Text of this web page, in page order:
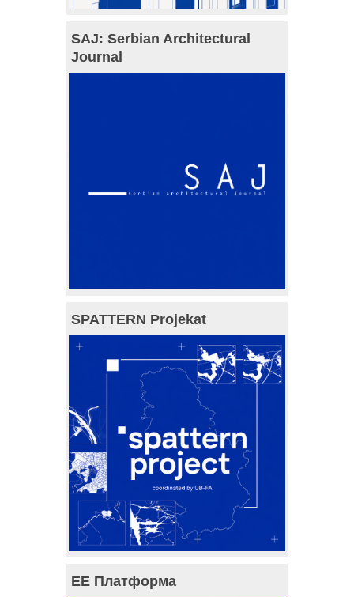
SAJ: Serbian Architectural
Journal
SPATTERN Projekat
ЕЕ Платформа